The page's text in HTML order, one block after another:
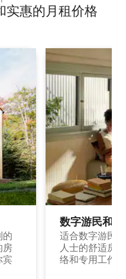
实惠的月租价格
的
房
宾
数字游民和
适合数字游民
人士的舒适房
络和专用工作